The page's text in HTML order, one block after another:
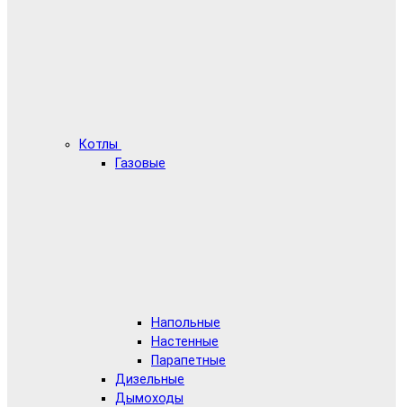
Котлы
Газовые
Напольные
Настенные
Парапетные
Дизельные
Дымоходы